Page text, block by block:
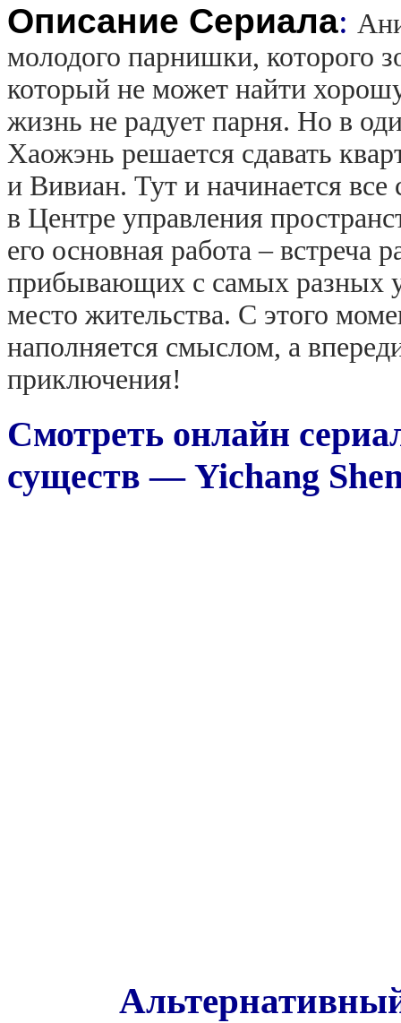
Описание Сериала:
молодого парнишки, которого
который не может найти
жизнь не радует парня. Но в
Хаожэнь решается сдавать
и Вивиан. Тут и начинается все
в Центре управления
его основная работа – встреча
прибывающих с самых разных
место жительства. С этого
наполняется смыслом, а
приключения!
Смотреть онлайн
существ — Yichang